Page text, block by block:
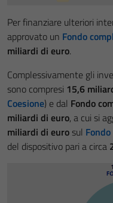
Per finanziare ulteriori
approvato un Fondo
miliardi di euro.
Complessivamente gli
sono compresi 15,6
Coesione) e dal Fondo
miliardi di euro, a cui si
miliardi di euro sul
del dispositivo pari a circa